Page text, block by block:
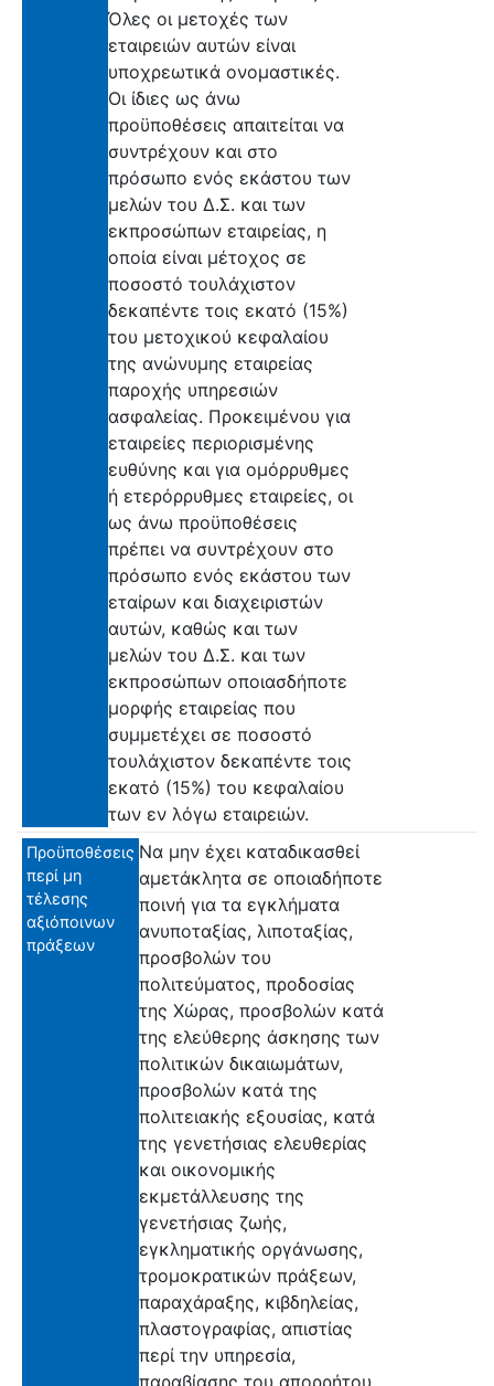
Όλες οι μετοχές των
εταιρειών αυτών είναι
υποχρεωτικά ονομαστικές.
Οι ίδιες ως άνω
προϋποθέσεις απαιτείται να
συντρέχουν και στο
πρόσωπο ενός εκάστου των
μελών του Δ.Σ. και των
εκπροσώπων εταιρείας, η
οποία είναι μέτοχος σε
ποσοστό τουλάχιστον
δεκαπέντε τοις εκατό (15%)
του μετοχικού κεφαλαίου
της ανώνυμης εταιρείας
παροχής υπηρεσιών
ασφαλείας. Προκειμένου για
εταιρείες περιορισμένης
ευθύνης και για ομόρρυθμες
ή ετερόρρυθμες εταιρείες, οι
ως άνω προϋποθέσεις
πρέπει να συντρέχουν στο
πρόσωπο ενός εκάστου των
εταίρων και διαχειριστών
αυτών, καθώς και των
μελών του Δ.Σ. και των
εκπροσώπων οποιασδήποτε
μορφής εταιρείας που
συμμετέχει σε ποσοστό
τουλάχιστον δεκαπέντε τοις
εκατό (15%) του κεφαλαίου
των εν λόγω εταιρειών.
Προϋποθέσεις
περί μη
τέλεσης
αξιόποινων
πράξεων
Να μην έχει καταδικασθεί
αμετάκλητα σε οποιαδήποτε
ποινή για τα εγκλήματα
ανυποταξίας, λιποταξίας,
προσβολών του
πολιτεύματος, προδοσίας
της Χώρας, προσβολών κατά
της ελεύθερης άσκησης των
πολιτικών δικαιωμάτων,
προσβολών κατά της
πολιτειακής εξουσίας, κατά
της γενετήσιας ελευθερίας
και οικονομικής
εκμετάλλευσης της
γενετήσιας ζωής,
εγκληματικής οργάνωσης,
τρομοκρατικών πράξεων,
παραχάραξης, κιβδηλείας,
πλαστογραφίας, απιστίας
περί την υπηρεσία,